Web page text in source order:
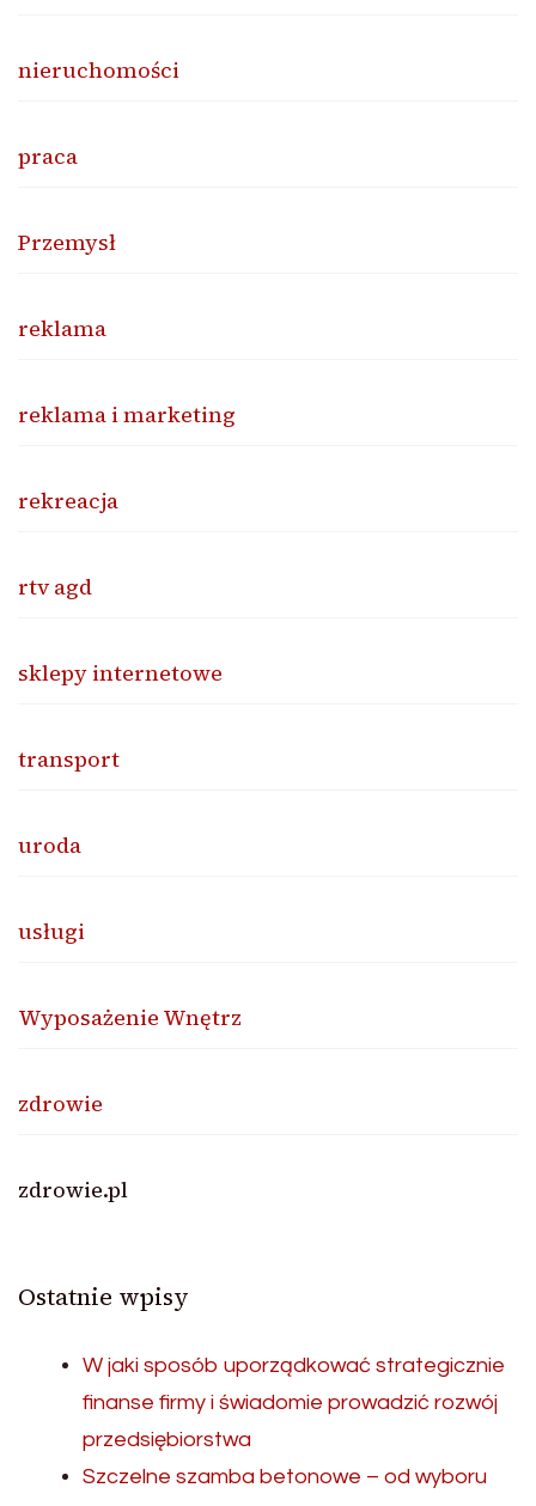
nieruchomości
praca
Przemysł
reklama
reklama i marketing
rekreacja
rtv agd
sklepy internetowe
transport
uroda
usługi
Wyposażenie Wnętrz
zdrowie
zdrowie.pl
Ostatnie wpisy
W jaki sposób uporządkować strategicznie
finanse firmy i świadomie prowadzić rozwój
przedsiębiorstwa
Szczelne szamba betonowe – od wyboru